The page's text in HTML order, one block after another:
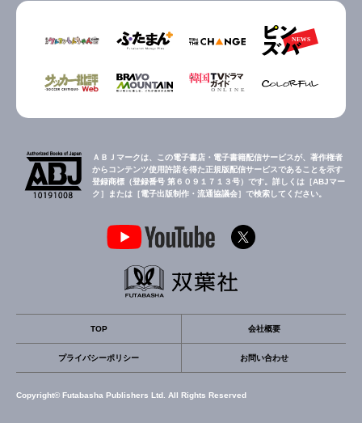
ＡＢＪマークは、この電子書店・電子書籍配信サービスが、著作権者
からコンテンツ使用許諾を得た正規版配信サービスであることを示す
登録商標（登録番号 第６０９１７１３号）です。詳しくは［ABJマー
ク］または［電子出版制作・流通協議会］で検索してください。
TOP 会社概要
プライバシーポリシー お問い合わせ
Copyright© Futabasha Publishers Ltd. All Rights Reserved